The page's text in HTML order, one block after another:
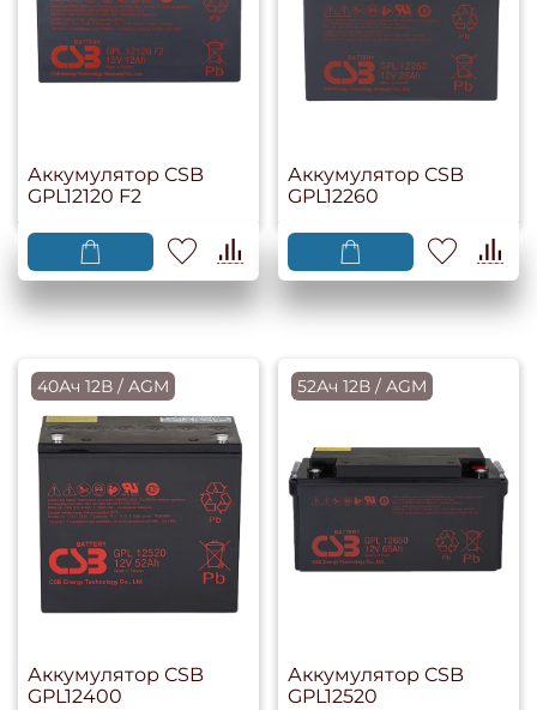
Аккумулятор CSB
GPL12120 F2
Аккумулятор CSB
GPL12260
40Ач 12В / AGM
Аккумулятор CSB
GPL12400
52Ач 12В / AGM
Аккумулятор CSB
GPL12520